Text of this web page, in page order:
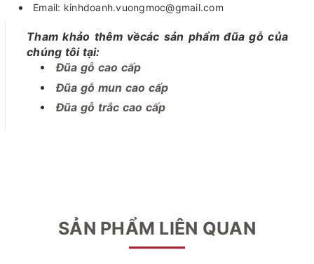
Email: kinhdoanh.vuongmoc@gmail.com
Tham khảo thêm vềcác sản phẩm đũa gỗ của
chúng tôi tại:
Đũa gỗ cao cấp
Đũa gỗ mun cao cấp
Đũa gỗ trắc cao cấp
SẢN PHẨM LIÊN QUAN